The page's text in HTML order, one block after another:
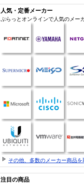
人気・定番メーカー
ぷらっとオンラインで人気のメー
その他、多数のメーカー商品
注目の商品